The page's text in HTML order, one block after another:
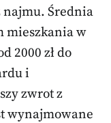
najmu. Średnia
mieszkania w
2000 zł do
i
zwrot z
wynajmowane